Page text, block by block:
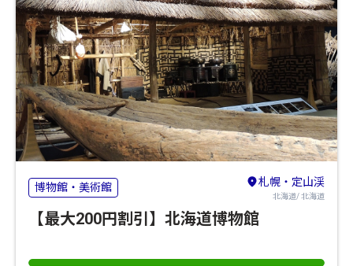
博物館・美術館 札幌・定山渓
北海道/ 北海道
【最大200円割引】北海道博物館